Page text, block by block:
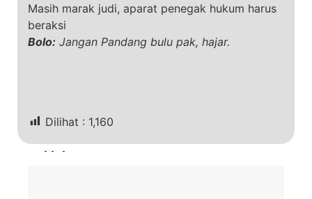
Masih marak judi, aparat penegak hukum harus
beraksi
Bolo: Jangan Pandang bulu pak, hajar.
Dilihat : 1,160
Terkini